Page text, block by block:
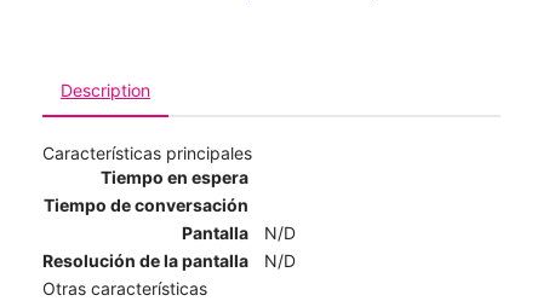
Description
Características principales
Tiempo en espera
Tiempo de conversación
Pantalla
N/D
Resolución de la pantalla
N/D
Otras características